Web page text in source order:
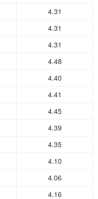
4.31
4.31
4.31
4.48
4.40
4.41
4.45
4.39
4.35
4.10
4.06
4.16